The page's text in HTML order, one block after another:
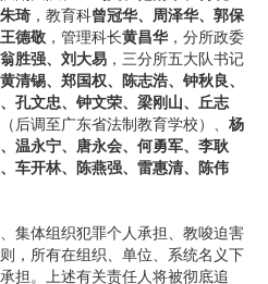
琦 ，教育科曾冠华、周泽华、郭保
王德敬 ，管理科长黄昌华，分所政委
胜强、刘大易 ，三分所五大队书记
黄清锡、郑国权、陈志浩、钟秋良、
孔文忠、钟文荣、梁刚山、丘志
（后调至广东省法制教育学校）、 杨
温永宁、唐永会、何勇军、李耿
车开林、陈燕强、雷惠清、陈伟
集体组织犯罪个人承担、教唆迫害
，所有在组织、单位、系统名义下
担。上述有关责任人将被彻底追